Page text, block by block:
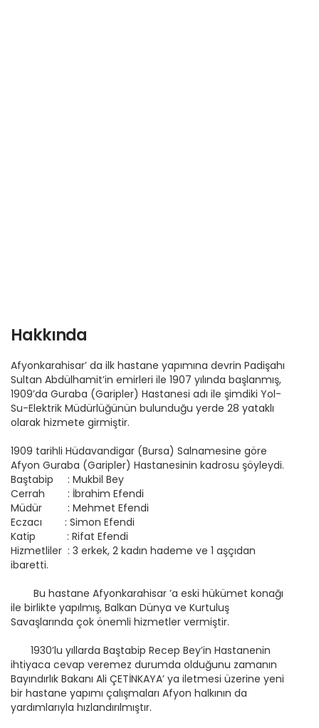
Hakkında
Afyonkarahisar’ da ilk hastane yapımına devrin Padişahı
Sultan Abdülhamit’in emirleri ile 1907 yılında başlanmış,
1909’da Guraba (Garipler) Hastanesi adı ile şimdiki Yol-
Su-Elektrik Müdürlüğünün bulunduğu yerde 28 yataklı
olarak hizmete girmiştir.
1909 tarihli Hüdavandigar (Bursa) Salnamesine göre
Afyon Guraba (Garipler) Hastanesinin kadrosu şöyleydi.
Baştabip : Mukbil Bey
Cerrah : İbrahim Efendi
Müdür : Mehmet Efendi
Eczacı : Simon Efendi
Katip : Rifat Efendi
Hizmetliler : 3 erkek, 2 kadın hademe ve 1 aşçıdan
ibaretti.
Bu hastane Afyonkarahisar ’a eski hükümet konağı
ile birlikte yapılmış, Balkan Dünya ve Kurtuluş
Savaşlarında çok önemli hizmetler vermiştir.
1930’lu yıllarda Baştabip Recep Bey’in Hastanenin
ihtiyaca cevap veremez durumda olduğunu zamanın
Bayındırlık Bakanı Ali ÇETİNKAYA’ ya iletmesi üzerine yeni
bir hastane yapımı çalışmaları Afyon halkının da
yardımlarıyla hızlandırılmıştır.